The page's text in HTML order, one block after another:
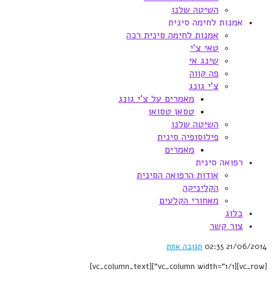
השיטה שלנו
אמנות לחימה סינית
אמנות לחימה סינית רכה
טאי צ'י
שינג אי
פה קווה
צ'י גונג
מאמרים על צ'י גונג
טסאן טסואן
השיטה שלנו
פילוסופיה סינית
מאמרים
רפואה סינית
אודות הרפואה הסינית
הקליניקה
מאחורי הקלעים
בלוג
צור קשר
21/06/2014
02:35 תגובה אחת
[vc_row][vc_column width="1/1"][vc_column_text]